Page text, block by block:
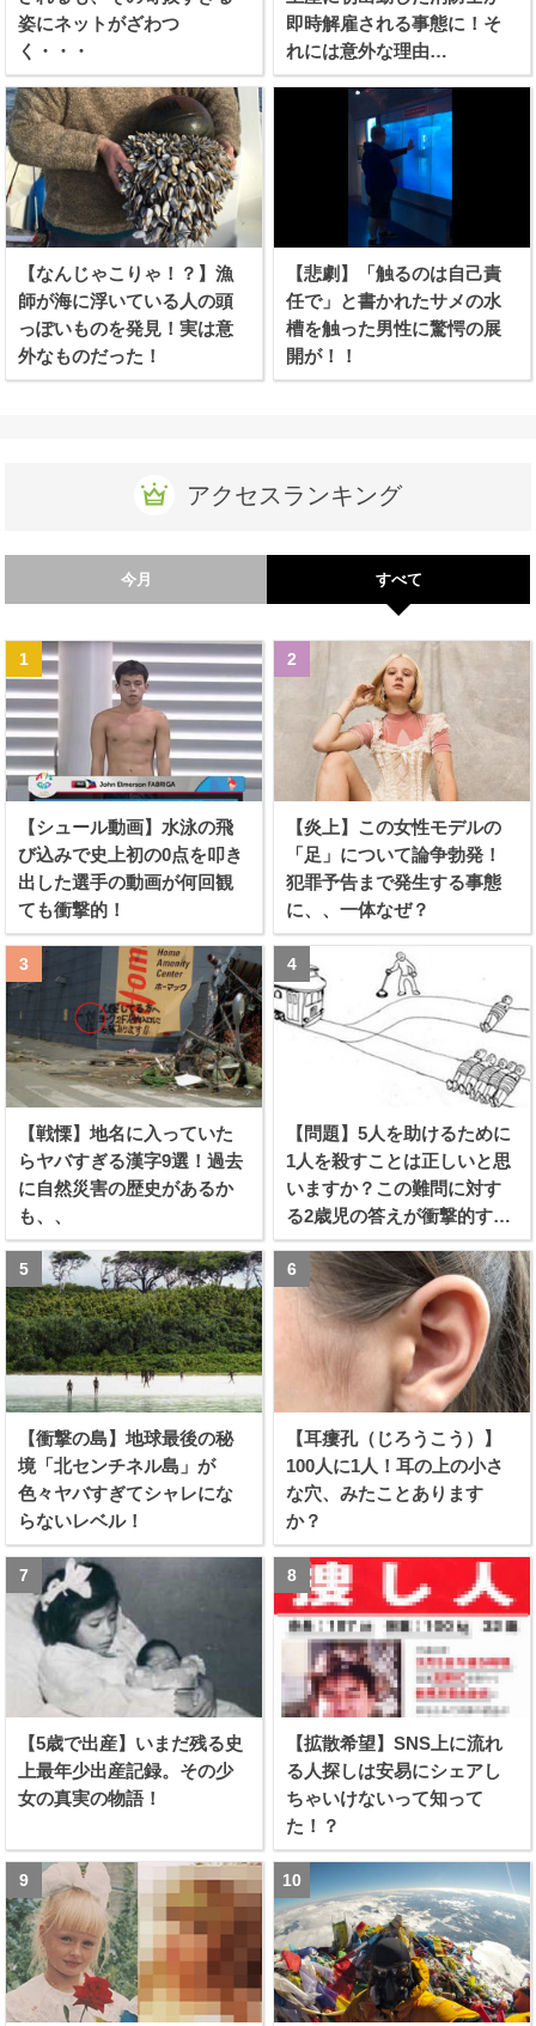
姿にネットがざわつ
く・・・
即時解雇される事態に！そ
れには意外な理由
が、、、！
【なんじゃこりゃ！？】漁
師が海に浮いている人の頭
っぽいものを発見！実は意
外なものだった！
【悲劇】「触るのは自己責
任で」と書かれたサメの水
槽を触った男性に驚愕の展
開が！！
アクセスランキング
今月 すべて
【シュール動画】水泳の飛
び込みで史上初の0点を叩き
出した選手の動画が何回観
ても衝撃的！
【炎上】この女性モデルの
「足」について論争勃発！
犯罪予告まで発生する事態
に、、一体なぜ？
【戦慄】地名に入っていた
らヤバすぎる漢字9選！過去
に自然災害の歴史があるか
も、、
【問題】5人を助けるために
1人を殺すことは正しいと思
いますか？この難問に対す
る2歳児の答えが衝撃的すぎ
る！！
【衝撃の島】地球最後の秘
境「北センチネル島」が
色々ヤバすぎてシャレにな
らないレベル！
【耳瘻孔（じろうこう）】
100人に1人！耳の上の小さ
な穴、みたことあります
か？
【5歳で出産】いまだ残る史
上最年少出産記録。その少
女の真実の物語！
【拡散希望】SNS上に流れ
る人探しは安易にシェアし
ちゃいけないって知って
た！？